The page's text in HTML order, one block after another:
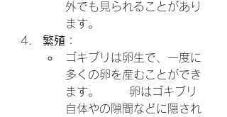
外でも見られることがあり
ます。
繁殖 ：
ゴキブリは卵生で、一度に
多くの卵を産むことができ
ます。       卵はゴキブリ
自体やの隙間などに隠され